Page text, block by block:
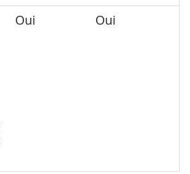
Oui Oui